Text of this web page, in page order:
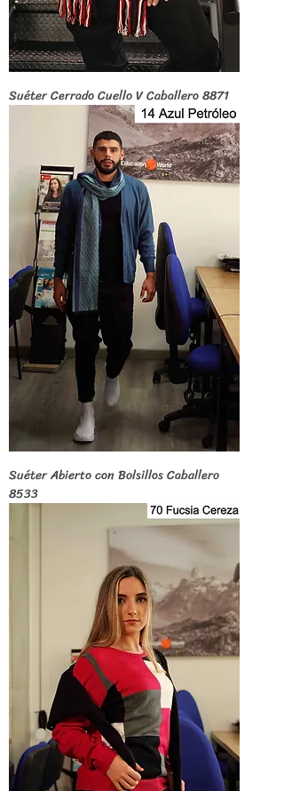
Suéter Cerrado Cuello V Caballero 8871
Suéter Abierto con Bolsillos Caballero
8533